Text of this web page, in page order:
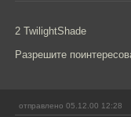
2 TwilightShade
Разрешите
отправлено 05.12.00 12:28